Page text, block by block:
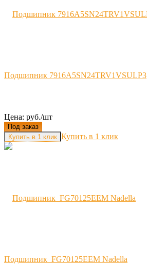
Подшипник 7916A5SN24TRV1VSULP3
Цена: руб./шт
Под заказ
Купить в 1 клик
Подшипник FG70125EEM Nadella